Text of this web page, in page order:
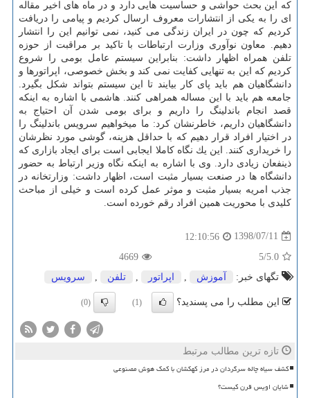
كه این بحث حواشی و حساسیت هایی دارد و در ماه های اخیر مقاله
ای را به یكی از انتشارات معروف ارسال كردیم و پیامی را دریافت
كردیم كه چون در ایران زندگی می كنید، نمی توانیم این را انتشار
دهیم. معاون نوآوری وزارت ارتباطات با تاكید بر مراقبت از حوزه
تلفن همراه اظهار داشت: بنابراین سیستم عامل بومی را شروع
كردیم كه این به تنهایی كفایت نمی كند و بخش خصوصی، اپراتورها و
دانشگاهیان هم باید پای كار بیایند تا این سیستم بتواند شكل بگیرد.
جامعه هم باید با این مساله همراهی كنند. هاشمی با اشاره به اینكه
قصد انجام باندلینگ را داریم و برای بومی شدن آن احتیاج به
دانشگاهیان داریم، خاطرنشان كرد: ما میخواهیم سرویس باندلینگ را
در اختیار افراد قرار دهیم كه با حداقل هزینه، گوشی مورد نظرشان
را خریداری كنند. این یك نگاه كاملا ایجابی است برای ایجاد بازاری كه
ذینفعان زیادی دارد. وی با اشاره به اینكه نگاه وزیر ارتباط به حضور
دانشگاه ها در صنعت بسیار مثبت است، اظهار داشت: وزارتخانه در
جذب امریه بسیار مثبت و موثر عمل كرده است و خیلی از مباحث
كلیدی با محوریت همین افراد رقم خورده است.
1398/07/11
12:10:56
5.0
/5
4669
تگهای خبر:
آموزش اپراتور تلفن سرویس
این مطلب را می پسندید؟ (1)
(0)
تازه ترین مطالب مرتبط
کشف سیاه چاله سرگردان در مرز کهکشان با کمک هوش مصنوعی
شایان اویس قرن کیست؟